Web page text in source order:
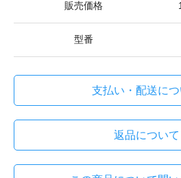
販売価格
型番
支払い・配送につ
返品について